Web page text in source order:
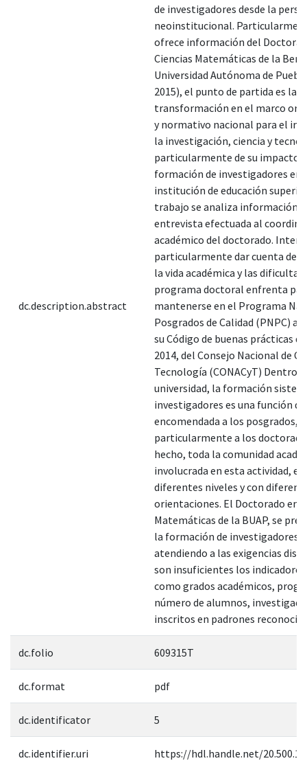
dc.description.abstract
de investigadores desde la
neoinstitucional.
ofrece información del
Ciencias Matemáticas de la
Universidad Autónoma de
2015), el punto de partida es la
transformación en el marco
y normativo nacional para el
la investigación, ciencia y
particularmente de su impacto
formación de investigadores en
institución de educación
trabajo se analiza información
entrevista efectuada al
académico del doctorado.
particularmente dar cuenta de
la vida académica y las
programa doctoral enfrenta
mantenerse en el Programa
Posgrados de Calidad (PNPC) a
su Código de buenas prácticas
2014, del Consejo Nacional de
Tecnología (CONACyT) Dentro
universidad, la formación
investigadores es una función
encomendada a los posgrados,
particularmente a los
hecho, toda la comunidad
involucrada en esta actividad, en
diferentes niveles y con
orientaciones. El Doctorado en
Matemáticas de la BUAP, se
la formación de investigadores
atendiendo a las exigencias
son insuficientes los
como grados académicos,
número de alumnos,
inscritos en padrones
dc.folio 609315T
dc.format pdf
dc.identificator 5
dc.identifier.uri https://hdl.handle.net/